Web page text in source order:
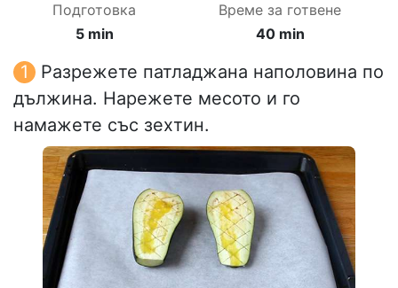
Подготовка
5 min
Време за готвене
40 min
Разрежете патладжана наполовина по
дължина. Нарежете месото и го
намажете със зехтин.